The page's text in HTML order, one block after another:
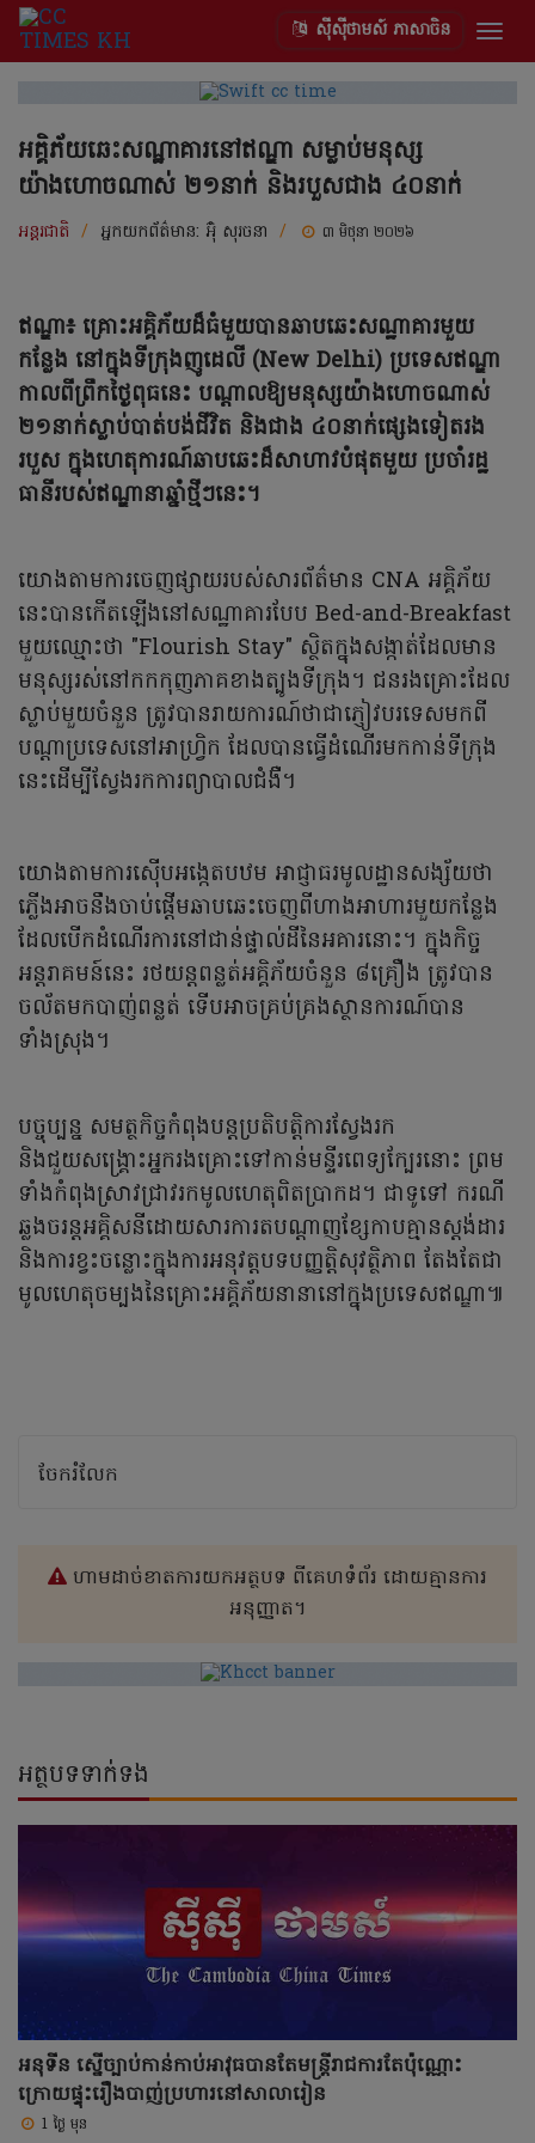
ស៊ីស៊ីថាមស៍ ភាសាចិន
អគ្គិភ័យឆេះសណ្ឋាគារនៅឥណ្ឌា សម្លាប់មនុស្ស
យ៉ាងហោចណាស់ ២១នាក់ និងរបួសជាង ៤០នាក់
អន្តរជាតិ / អ្នកយកព័ត៌មាន: អ៊ុំ សុរចនា / ៣ មិថុនា ២០២៦
ឥណ្ឌា៖ គ្រោះអគ្គិភ័យដ៏ធំមួយបានឆាបឆេះសណ្ឋាគារមួយ
កន្លែង នៅក្នុងទីក្រុងញូដេលី (New Delhi) ប្រទេសឥណ្ឌា
កាលពីព្រឹកថ្ងៃពុធនេះ បណ្តាលឱ្យមនុស្សយ៉ាងហោចណាស់
២១នាក់ស្លាប់បាត់បង់ជីវិត និងជាង ៤០នាក់ផ្សេងទៀតរង
របួស ក្នុងហេតុការណ៍ឆាបឆេះដ៏សាហាវបំផុតមួយ ប្រចាំរដ្ឋ
ធានីរបស់ឥណ្ឌានាឆ្នាំថ្មីៗនេះ។
យោងតាមការចេញផ្សាយរបស់សារព័ត៌មាន CNA អគ្គិភ័យ
នេះបានកើតឡើងនៅសណ្ឋាគារបែប Bed-and-Breakfast
មួយឈ្មោះថា "Flourish Stay" ស្ថិតក្នុងសង្កាត់ដែលមាន
មនុស្សរស់នៅកកកុញភាគខាងត្បូងទីក្រុង។ ជនរងគ្រោះដែល
ស្លាប់មួយចំនួន ត្រូវបានរាយការណ៍ថាជាភ្ញៀវបរទេសមកពី
បណ្តាប្រទេសនៅអាហ្វ្រិក ដែលបានធ្វើដំណើរមកកាន់ទីក្រុង
នេះដើម្បីស្វែងរកការព្យាបាលជំងឺ។
យោងតាមការស៊ើបអង្កេតបឋម អាជ្ញាធរមូលដ្ឋានសង្ស័យថា
ភ្លើងអាចនឹងចាប់ផ្តើមឆាបឆេះចេញពីហាងអាហារមួយកន្លែង
ដែលបើកដំណើរការនៅជាន់ផ្ទាល់ដីនៃអគារនោះ។ ក្នុងកិច្ច
អន្តរាគមន៍នេះ រថយន្តពន្លត់អគ្គិភ័យចំនួន ៨គ្រឿង ត្រូវបាន
ចល័តមកបាញ់ពន្លត់ ទើបអាចគ្រប់គ្រងស្ថានការណ៍បាន
ទាំងស្រុង។
បច្ចុប្បន្ន សមត្ថកិច្ចកំពុងបន្តប្រតិបត្តិការស្វែងរក
និងជួយសង្គ្រោះអ្នករងគ្រោះទៅកាន់មន្ទីរពេទ្យក្បែរនោះ ព្រម
ទាំងកំពុងស្រាវជ្រាវរកមូលហេតុពិតប្រាកដ។ ជាទូទៅ ករណី
ឆ្លងចរន្តអគ្គិសនីដោយសារការតបណ្តាញខ្សែកាបគ្មានស្តង់ដារ
និងការខ្វះចន្លោះក្នុងការអនុវត្តបទបញ្ញត្តិសុវត្ថិភាព តែងតែជា
មូលហេតុចម្បងនៃគ្រោះអគ្គិភ័យនានានៅក្នុងប្រទេសឥណ្ឌា៕
ចែករំលែក
ហាមដាច់ខាតការយកអត្ថបទ ពីគេហទំព័រ ដោយគ្មានការ
អនុញ្ញាត។
អត្ថបទទាក់ទង
អនុទីន ស្នើច្បាប់កាន់កាប់អាវុធបានតែមន្រ្តីរាជការតែប៉ុណ្ណោះ
ក្រោយផ្ទុះរឿងបាញ់ប្រហារនៅសាលារៀន
1 ថ្ងៃ មុន